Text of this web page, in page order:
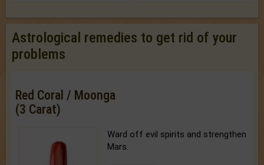
Astrological remedies to get rid of your
problems
Red Coral / Moonga
(3 Carat)
Ward off evil spirits and strengthen
Mars.